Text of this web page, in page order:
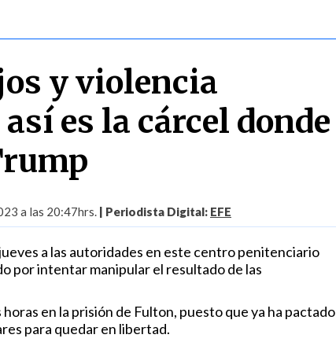
y violencia
es la cárcel donde
a las 20:47hrs. | Periodista Digital: EFE
a las autoridades en este centro penitenciario
por intentar manipular el resultado de las
en la prisión de Fulton, puesto que ya ha pactado
para quedar en libertad.